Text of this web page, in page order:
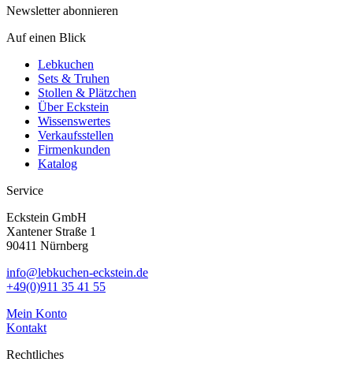
Newsletter abonnieren
Auf einen Blick
Lebkuchen
Sets & Truhen
Stollen & Plätzchen
Über Eckstein
Wissenswertes
Verkaufsstellen
Firmenkunden
Katalog
Service
Eckstein GmbH
Xantener Straße 1
90411 Nürnberg
info@lebkuchen-eckstein.de
+49(0)911 35 41 55
Mein Konto
Kontakt
Rechtliches